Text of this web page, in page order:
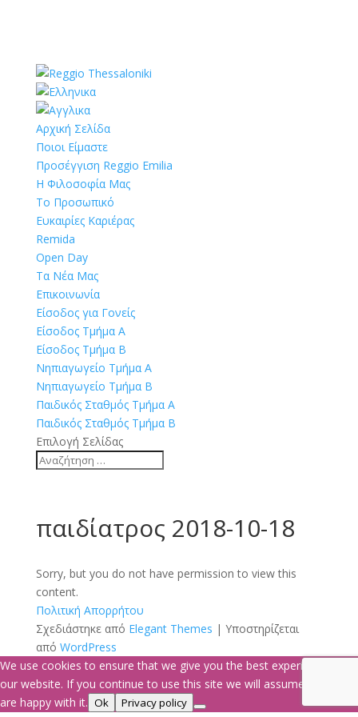
Αρχική Σελίδα
Ποιοι Είμαστε
Προσέγγιση Reggio Emilia
Η Φιλοσοφία Μας
Το Προσωπικό
Ευκαιρίες Καριέρας
Remida
Open Day
Τα Νέα Μας
Επικοινωνία
Είσοδος για Γονείς
Είσοδος Τμήμα Α
Είσοδος Τμήμα Β
Νηπιαγωγείο Τμήμα Α
Νηπιαγωγείο Τμήμα Β
Παιδικός Σταθμός Τμήμα Α
Παιδικός Σταθμός Τμήμα Β
Επιλογή Σελίδας
παιδίατρος 2018-10-18
Sorry, but you do not have permission to view this
content.
Πολιτική Απορρήτου
Σχεδιάστηκε από Elegant Themes | Υποστηρίζεται
από WordPress
We use cookies to ensure that we give you the best experience on
our website. If you continue to use this site we will assume that you
are happy with it. Ok Privacy policy